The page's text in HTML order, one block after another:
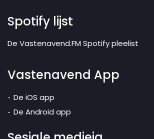
Spotify lijst
De Vastenavend.FM Spotify pleelist
Vastenavend App
De iOS app
De Android app